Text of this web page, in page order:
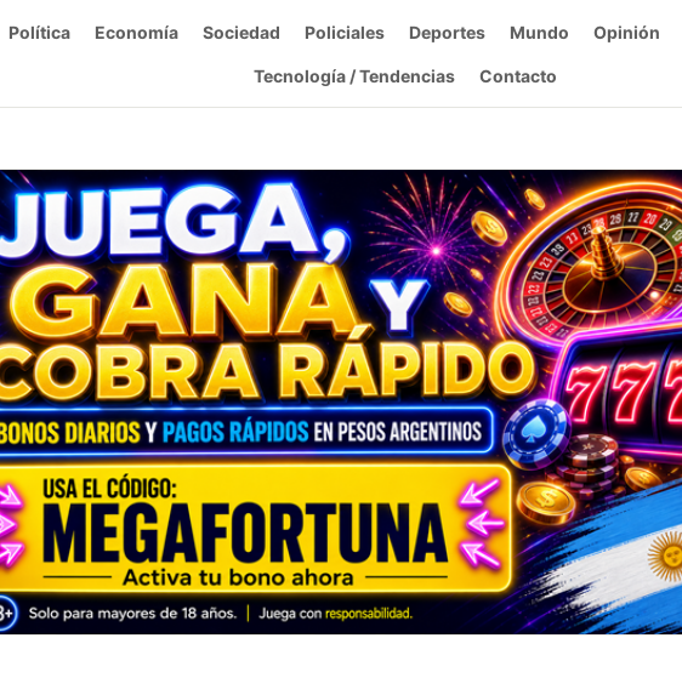
Política Economía Sociedad Policiales Deportes Mundo Opinión
Tecnología / Tendencias Contacto